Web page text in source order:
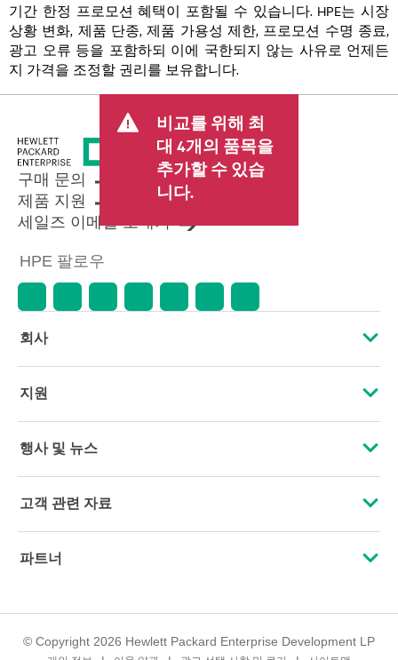
기간 한정 프로모션 혜택이 포함될 수 있습니다. HPE는 시장
상황 변화, 제품 단종, 제품 가용성 제한, 프로모션 수명 종료,
광고 오류 등을 포함하되 이에 국한되지 않는 사유로 언제든
지 가격을 조정할 권리를 보유합니다.
비교를 위해 최
대 4개의 품목을
추가할 수 있습
니다.
구매 문의
제품 지원
세일즈 이메일 보내기
HPE 팔로우
회사
HPE 소개
기업의 책임
HPE Labs
투자 정보
지원
운영 지원 서비스
소프트웨어 및 드라이버
보증 확인
행사 및 뉴스
행사
고객 관련 자료
문의하기
이메일 등록
파트너
파트너 찾기
© Copyright 2026 Hewlett Packard Enterprise Development LP